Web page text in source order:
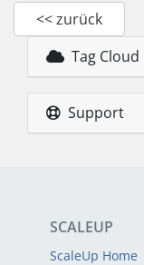
<< zurück
Tag Cloud
Support
SCALEUP
ScaleUp Home